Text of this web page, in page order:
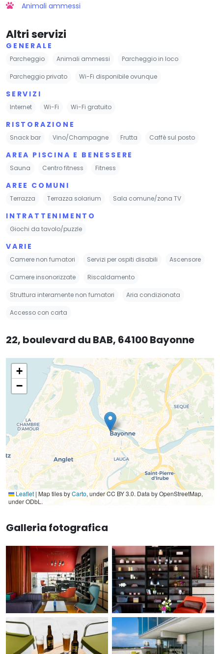
Animali ammessi
Altri servizi
GENERALE
Parcheggio Animali ammessi Parcheggio in loco
Parcheggio privato Wi-Fi disponibile ovunque
SERVIZI
Internet Wi-Fi Wi-Fi gratuito
RISTORAZIONE
Snack bar Vino/Champagne Frutta Caffè sul posto
AREA PISCINA E BENESSERE
Sauna Centro fitness Fitness
AREE COMUNI
Terrazza Terrazza solarium Sala comune/zona TV
INTRATTENIMENTO
Giochi da tavolo/puzzle
VARIE
Camere non fumatori Servizi per ospiti disabili Ascensore
Camere insonorizzate Riscaldamento
Struttura interamente non fumatori Aria condizionata
Accesso con carta
22, boulevard du BAB, 64100 Bayonne
+
−
Leaflet | Map tiles byCarto, under CC BY 3.0. Data by OpenStreetMap,
under ODbL.
Galleria fotografica